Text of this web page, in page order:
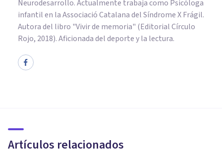
Neurodesarrollo. Actualmente trabaja como Psicóloga
infantil en la Associació Catalana del Síndrome X Frágil.
Autora del libro "Vivir de memoria" (Editorial Círculo
Rojo, 2018). Aficionada del deporte y la lectura.
Artículos relacionados
alerta